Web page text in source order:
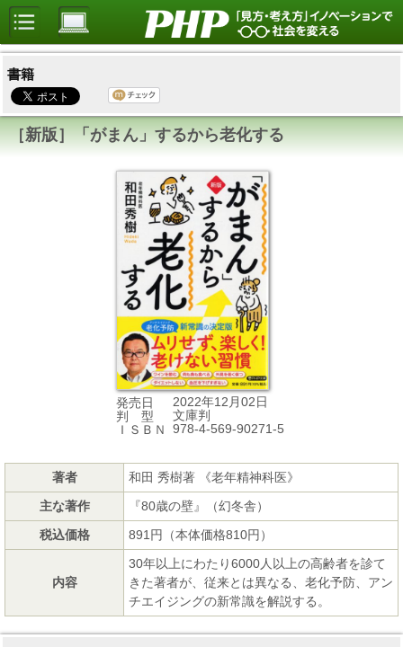
書籍
［新版］「がまん」するから老化する
発売日
2022年12月02日
判 型
文庫判
ＩＳＢＮ
978-4-569-90271-5
著者
和田 秀樹著 《老年精神科医》
主な著作
『80歳の壁』（幻冬舎）
税込価格
891円（本体価格810円）
内容
30年以上にわたり6000人以上の高齢者を診て
きた著者が、従来とは異なる、老化予防、アン
チエイジングの新常識を解説する。